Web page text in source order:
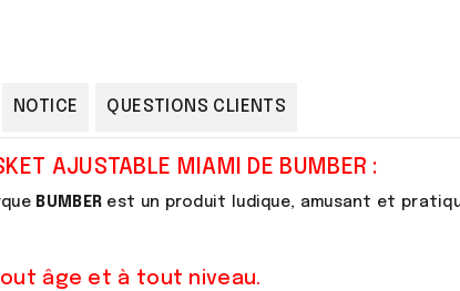
NOTICE QUESTIONS CLIENTS
AJUSTABLE MIAMI DE BUMBER :
BUMBER est un produit ludique, amusant et
âge et à tout niveau.